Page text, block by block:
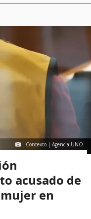
Contexto | Agencia UNO
acusado de
en